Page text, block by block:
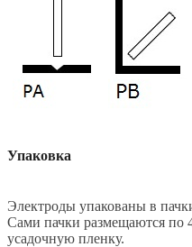
Упаковка
Электроды упакованы в
Сами пачки размещаются по
усадочную пленку.